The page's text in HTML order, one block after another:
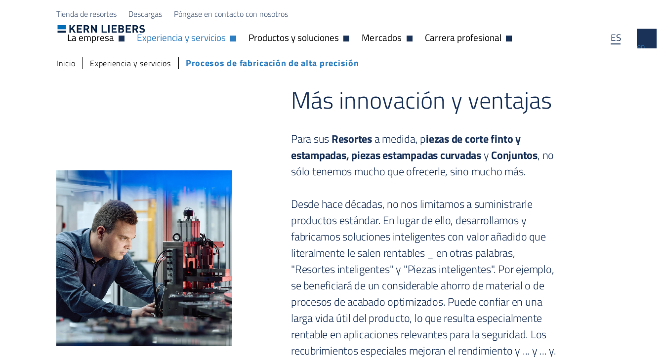
Tienda de resortes Descargas Póngase en contacto con nosotros
La empresa Abrir desplegable
Experiencia y servicios Abrir desplegable
Productos y soluciones Abrir desplegable
Mercados Abrir desplegable
Carrera profesional Abrir desplegable ES
en
You are here:
Inicio Experiencia y servicios Procesos de fabricación de alta precisión
Más innovación y ventajas
Para susResortesa medida, piezas de corte finto y
estampadas, piezas estampadas curvadasyConjuntos, no
sólo tenemos mucho que ofrecerle, sino mucho más.
Desde hace décadas, no nos limitamos a suministrarle
productos estándar. En lugar de ello, desarrollamos y
fabricamos soluciones inteligentes con valor añadido que
literalmente le salen rentables _ en otras palabras,
"Resortes inteligentes" y "Piezas inteligentes". Por ejemplo,
se beneficiará de un considerable ahorro de material o de
procesos de acabado optimizados. Puede confiar en una
larga vida útil del producto, lo que resulta especialmente
rentable en aplicaciones relevantes para la seguridad. Los
recubrimientos especiales mejoran el rendimiento y ... y ... y.